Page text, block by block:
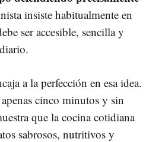
insiste habitualmente en
ser accesible, sencilla y
a la perfección en esa idea.
cinco minutos y sin
que la cocina cotidiana
sabrosos, nutritivos y